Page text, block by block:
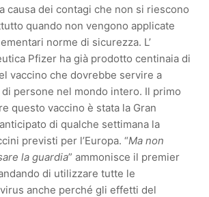
causa dei contagi che non si riescono
quando non vengono applicate
norme di sicurezza. L’
Pfizer ha già prodotto centinaia di
vaccino che dovrebbe servire a
persone nel mondo intero. Il primo
questo vaccino è stata la Gran
di qualche settimana la
previsti per l’Europa. “Ma non
la guardia” ammonisce il premier
di utilizzare tutte le
anche perché gli effetti del